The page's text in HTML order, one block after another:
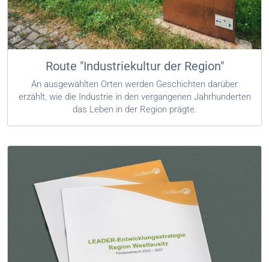
Route "Industriekultur der Region"
An ausgewählten Orten werden Geschichten darüber
erzählt, wie die Industrie in den vergangenen Jahrhunderten
das Leben in der Region prägte.